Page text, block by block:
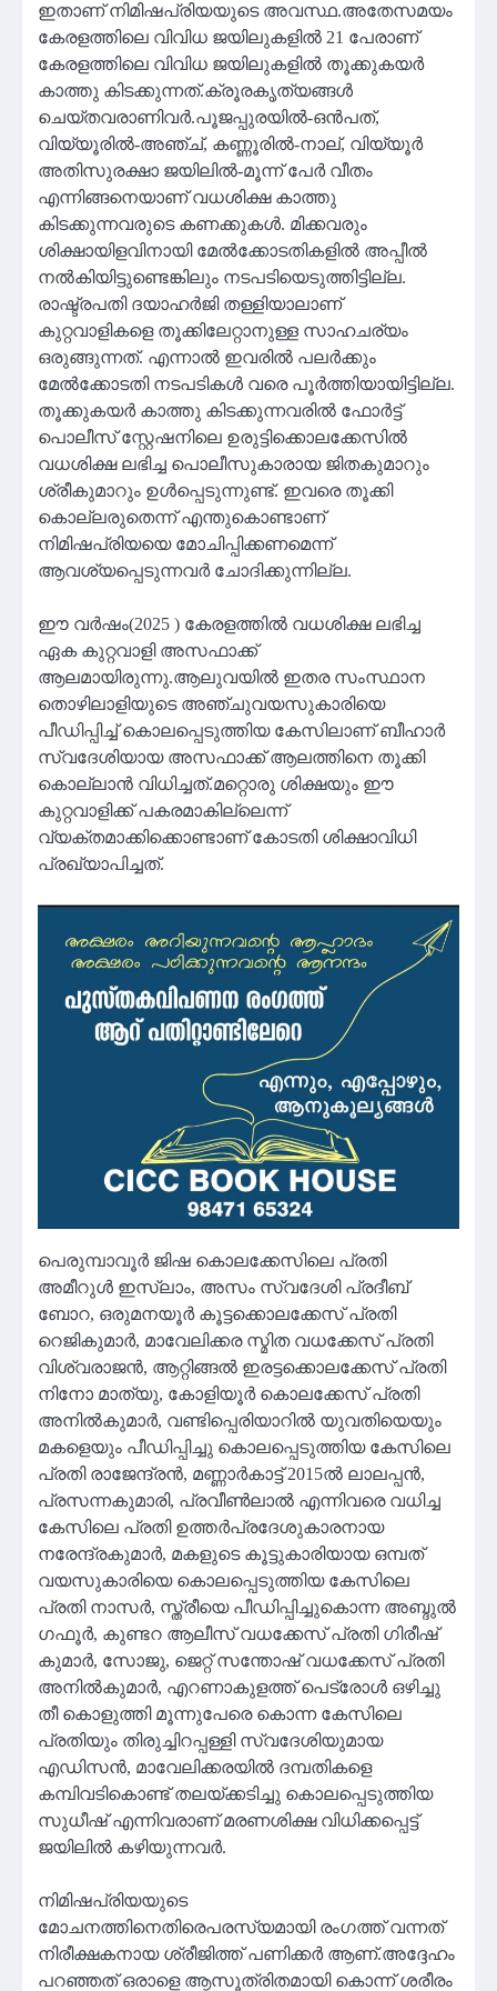
ഇതാണ് നിമിഷപ്രിയയുടെ അവസ്ഥ.അതേസമയം
കേരളത്തിലെ വിവിധ ജയിലുകളിൽ 21 പേരാണ്
കേരളത്തിലെ വിവിധ ജയിലുകളിൽ തൂക്കുകയർ
കാത്തു കിടക്കുന്നത്.ക്രൂരകൃത്യങ്ങൾ
ചെയ്തവരാണിവർ.പൂജപ്പുരയിൽ-ഒൻപത്,
വിയ്യൂരിൽ-അഞ്ച്, കണ്ണൂരിൽ-നാല്, വിയ്യൂർ
അതിസുരക്ഷാ ജയിലിൽ-മൂന്ന് പേർ വീതം
എന്നിങ്ങനെയാണ് വധശിക്ഷ കാത്തു
കിടക്കുന്നവരുടെ കണക്കുകൾ. മിക്കവരും
ശിക്ഷായിളവിനായി മേൽക്കോടതികളിൽ അപ്പീൽ
നൽകിയിട്ടുണ്ടെങ്കിലും നടപടിയെടുത്തിട്ടില്ല.
രാഷ്ട്രപതി ദയാഹർജി തള്ളിയാലാണ്
കുറ്റവാളികളെ തൂക്കിലേറ്റാനുള്ള സാഹചര്യം
ഒരുങ്ങുന്നത്. എന്നാൽ ഇവരിൽ പലർക്കും
മേൽക്കോടതി നടപടികൾ വരെ പൂർത്തിയായിട്ടില്ല.
തൂക്കുകയർ കാത്തു കിടക്കുന്നവരിൽ ഫോർട്ട്
പൊലീസ് സ്റ്റേഷനിലെ ഉരുട്ടിക്കൊലക്കേസിൽ
വധശിക്ഷ ലഭിച്ച പൊലീസുകാരായ ജിതകുമാറും
ശ്രീകുമാറും ഉൾപ്പെടുന്നുണ്ട്. ഇവരെ തൂക്കി
കൊല്ലരുതെന്ന് എന്തുകൊണ്ടാണ്
നിമിഷപ്രിയയെ മോചിപ്പിക്കണമെന്ന്
ആവശ്യപ്പെടുന്നവർ ചോദിക്കുന്നില്ല.
ഈ വർഷം(2025 ) കേരളത്തിൽ വധശിക്ഷ ലഭിച്ച
ഏക കുറ്റവാളി അസഫാക്ക്
ആലമായിരുന്നു.ആലുവയിൽ ഇതര സംസ്ഥാന
തൊഴിലാളിയുടെ അഞ്ചുവയസുകാരിയെ
പീഡിപ്പിച്ച് കൊലപ്പെടുത്തിയ കേസിലാണ് ബീഹാർ
സ്വദേശിയായ അസഫാക്ക് ആലത്തിനെ തൂക്കി
കൊല്ലാൻ വിധിച്ചത്.മറ്റൊരു ശിക്ഷയും ഈ
കുറ്റവാളിക്ക് പകരമാകില്ലെന്ന്
വ്യക്തമാക്കിക്കൊണ്ടാണ് കോടതി ശിക്ഷാവിധി
പ്രഖ്യാപിച്ചത്.
പെരുമ്പാവൂർ ജിഷ കൊലക്കേസിലെ പ്രതി
അമീറുൾ ഇസ്ലാം, അസം സ്വദേശി പ്രദീബ്
ബോറ, ഒരുമനയൂർ കൂട്ടക്കൊലക്കേസ് പ്രതി
റെജികുമാർ, മാവേലിക്കര സ്മിത വധക്കേസ് പ്രതി
വിശ്വരാജൻ, ആറ്റിങ്ങൽ ഇരട്ടക്കൊലക്കേസ് പ്രതി
നിനോ മാത്യു, കോളിയൂർ കൊലക്കേസ് പ്രതി
അനിൽകുമാർ, വണ്ടിപ്പെരിയാറിൽ യുവതിയെയും
മകളെയും പീഡിപ്പിച്ചു കൊലപ്പെടുത്തിയ കേസിലെ
പ്രതി രാജേന്ദ്രൻ, മണ്ണാർകാട്ട് 2015ൽ ലാലപ്പൻ,
പ്രസന്നകുമാരി, പ്രവീൺലാൽ എന്നിവരെ വധിച്ച
കേസിലെ പ്രതി ഉത്തർപ്രദേശുകാരനായ
നരേന്ദ്രകുമാർ, മകളുടെ കൂട്ടുകാരിയായ ഒമ്പത്
വയസുകാരിയെ കൊലപ്പെടുത്തിയ കേസിലെ
പ്രതി നാസർ, സ്ത്രീയെ പീഡിപ്പിച്ചുകൊന്ന അബ്ദുൽ
ഗഫൂർ, കുണ്ടറ ആലീസ് വധക്കേസ് പ്രതി ഗിരീഷ്
കുമാർ, സോജു, ജെറ്റ് സന്തോഷ് വധക്കേസ് പ്രതി
അനിൽകുമാർ, എറണാകുളത്ത് പെട്രോൾ ഒഴിച്ചു
തീ കൊളുത്തി മൂന്നുപേരെ കൊന്ന കേസിലെ
പ്രതിയും തിരുച്ചിറപ്പള്ളി സ്വദേശിയുമായ
എഡിസൻ, മാവേലിക്കരയിൽ ദമ്പതികളെ
കമ്പിവടികൊണ്ട് തലയ്ക്കടിച്ചു കൊലപ്പെടുത്തിയ
സുധീഷ് എന്നിവരാണ് മരണശിക്ഷ വിധിക്കപ്പെട്ട്
ജയിലിൽ കഴിയുന്നവർ.
നിമിഷപ്രിയയുടെ
മോചനത്തിനെതിരെപരസ്യമായി രംഗത്ത് വന്നത്
നിരീക്ഷകനായ ശ്രീജിത്ത് പണിക്കർ ആണ്.അദ്ദേഹം
പറഞ്ഞത് ഒരാളെ ആസൂത്രിതമായി കൊന്ന് ശരീരം